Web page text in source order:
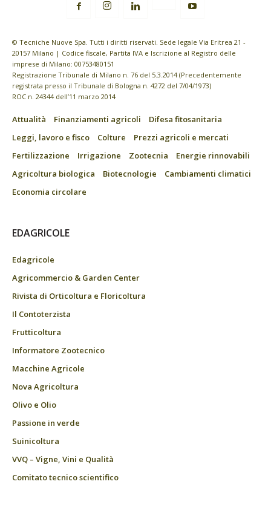
© Tecniche Nuove Spa. Tutti i diritti riservati. Sede legale Via Eritrea 21 -
20157 Milano | Codice fiscale, Partita IVA e Iscrizione al Registro delle
imprese di Milano: 00753480151
Registrazione Tribunale di Milano n. 76 del 5.3.2014 (Precedentemente
registrata presso il Tribunale di Bologna n. 4272 del 7/04/1973)
ROC n. 24344 dell’11 marzo 2014
Attualità Finanziamenti agricoli
Difesa fitosanitaria
Leggi, lavoro e fisco
Colture
Prezzi agricoli e mercati
Fertilizzazione
Irrigazione Zootecnia
Energie rinnovabili
Agricoltura biologica
Biotecnologie
Cambiamenti climatici
Economia circolare
EDAGRICOLE
Edagricole
Agricommercio & Garden Center
Rivista di Orticoltura e Floricoltura
Il Contoterzista
Frutticoltura
Informatore Zootecnico
Macchine Agricole
Nova Agricoltura
Olivo e Olio
Passione in verde
Suinicoltura
VVQ – Vigne, Vini e Qualità
Comitato tecnico scientifico